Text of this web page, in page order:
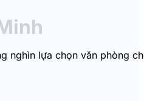
nghìn lựa chọn văn phòng